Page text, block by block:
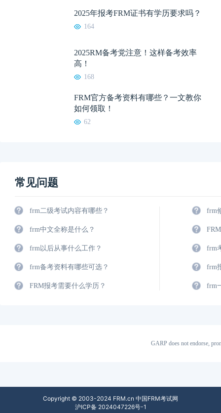
2025年报考FRM证书有学历要求吗？
164
2025RM备考党注意！这样备考效率
高！
168
FRM官方备考资料有哪些？一文教你
如何领取！
62
常见问题
frm二级考试内容有哪些？
frm中文全称是什么？
frm以后从事什么工作？
frm备考资料有哪些可选？
FRM报考需要什么学历？
frm
frm
frm
frm
GARP does not endorse,
Copyright © 2003-2024 FRM.cn 中国FRM考试网
沪ICP备 2024047226号-1